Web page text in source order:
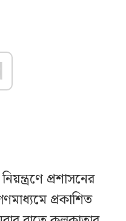
প্রশাসনের
প্রকাশিত